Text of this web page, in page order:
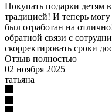
Покупать подарки детям
традицией! И теперь могу
был отработан на
обратной связи с
скорректировать сроки
Отзыв полностью
02 ноября 2025
татьяна